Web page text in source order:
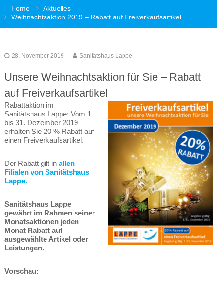
Home
Aktuelles
Weihnachtsaktion 2019 – Rabatt auf Freiverkaufsartikel
28. November 2019 Sanitätshaus Lappe
Unsere Weihnachtsaktion für Sie – Rabatt
auf Freiverkaufsartikel
Rabattaktion im
Sanitätshaus Lappe: Vom 1.
bis 31. Dezember 2019
erhalten Sie 20 % Rabatt auf
einen Freiverkaufsartikel.
Der Rabatt gilt in allen
Filialen von Sanitätshaus
Lappe.
Sanitätshaus Lappe
gewährt im Rahmen seiner
Monatsaktionen jeden
Monat Rabatt auf
ausgewählte Artikel oder
Leistungen.
Vorschau: